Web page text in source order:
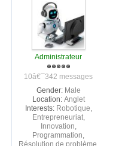
Administrateur
10â€¯342 messages
Gender: Male
Location: Anglet
Interests: Robotique,
Entrepreneuriat,
Innovation,
Programmation,
Résolution de problème,